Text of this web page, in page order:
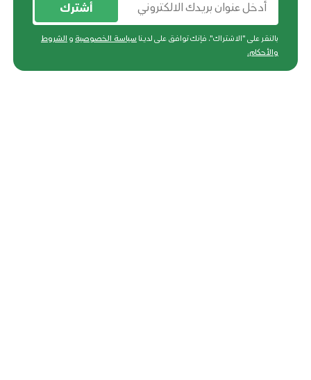
أشترك
بالنقر على "الاشتراك"، فإنك توافق على لدينا سياسة الخصوصية و الشروط
والأحكام.